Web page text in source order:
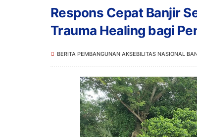
Respons Cepat Banjir
Trauma Healing bagi
BERITA PEMBANGUNAN AKSEBILITAS NASIONAL